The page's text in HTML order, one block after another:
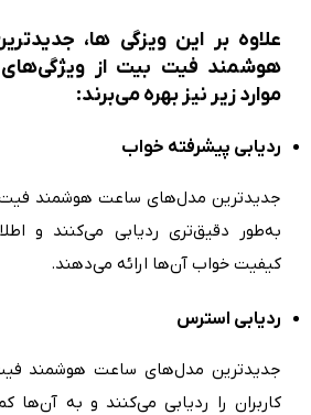
علاوه بر این ویزگی ها،
هوشمند فیت بیت از ویژگی‌های
موارد زیر نیز بهره می‌برند:
ردیابی پیشرفته خواب
جدیدترین مدل‌های ساعت هوشمند فیت
به‌طور دقیق‌تری ردیابی می‌کنند و
کیفیت خواب آن‌ها ارائه می‌دهند.
ردیابی استرس
جدیدترین مدل‌های ساعت هوشمند
کاربران را ردیابی می‌کنند و به آن‌ها